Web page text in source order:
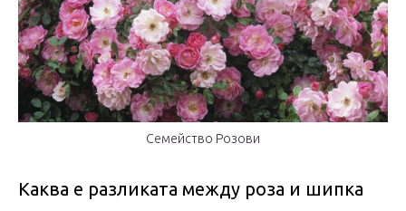
Семейство Розови
Каква е разликата между роза и шипка